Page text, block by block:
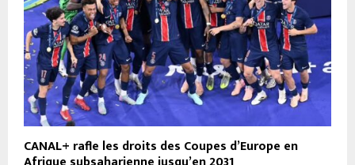
CANAL+ rafle les droits des Coupes d’Europe en